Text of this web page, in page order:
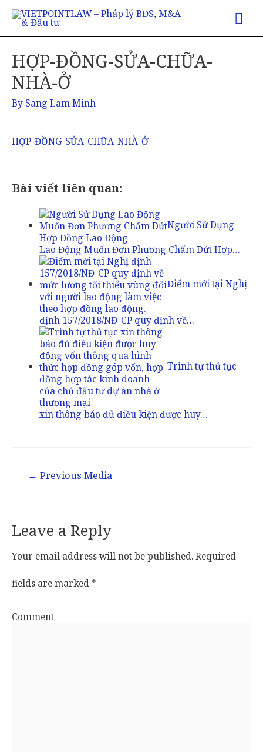
HỢP-ĐỒNG-SỬA-CHỮA-
NHÀ-Ở
By Sang Lam Minh
HỢP-ĐỒNG-SỬA-CHỮA-NHÀ-Ở
Bài viết liên quan:
Người Sử Dụng
Lao Động Muốn Đơn Phương Chấm Dứt Hợp…
Điểm mới tại Nghị
định 157/2018/NĐ-CP quy định về…
Trình tự thủ tục
xin thông báo đủ điều kiện được huy…
Post
← Previous Media
Leave a Reply
Your email address will not be published.Required
fields are marked *
Comment